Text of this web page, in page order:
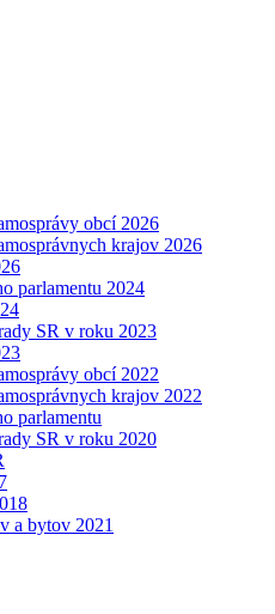
obcí 2026
krajov 2026
parlamentu 2024
SR v roku 2023
obcí 2022
krajov 2022
parlamentu
SR v roku 2020
a bytov 2021